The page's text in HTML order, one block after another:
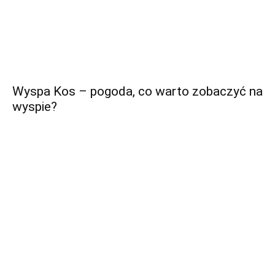
Wyspa Kos – pogoda, co warto zobaczyć na
wyspie?